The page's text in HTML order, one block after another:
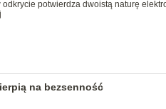
potwierdza dwoistą naturę
na bezsenność